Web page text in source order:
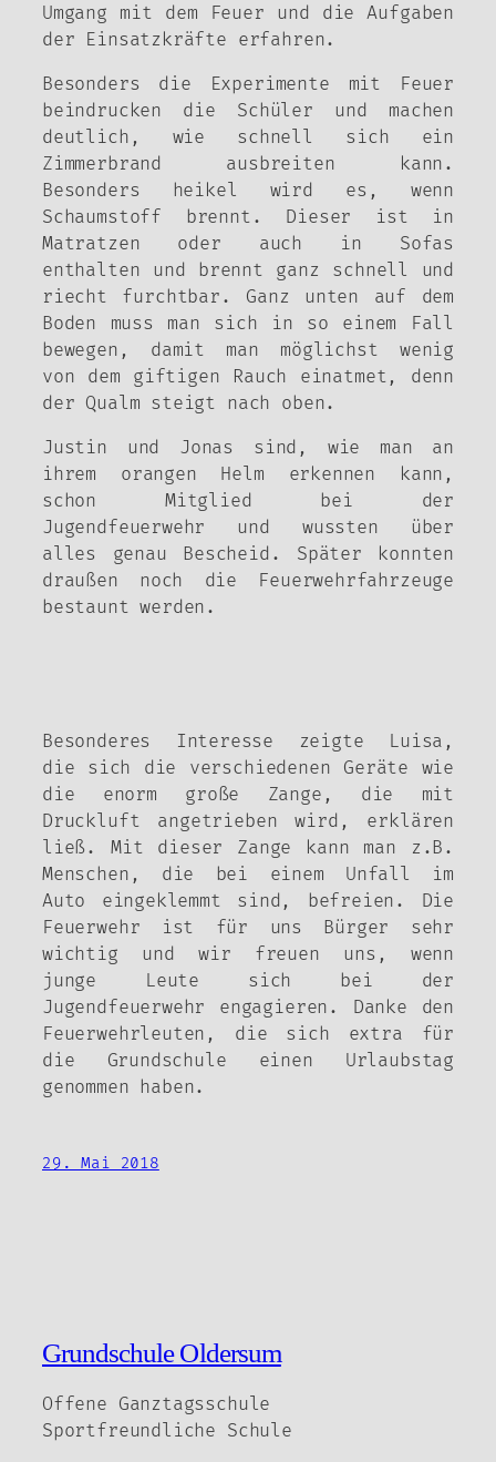
Umgang mit dem Feuer und die Aufgaben
der Einsatzkräfte erfahren.
Besonders die Experimente mit Feuer
beindrucken die Schüler und machen
deutlich, wie schnell sich ein
Zimmerbrand ausbreiten kann.
Besonders heikel wird es, wenn
Schaumstoff brennt. Dieser ist in
Matratzen oder auch in Sofas
enthalten und brennt ganz schnell und
riecht furchtbar. Ganz unten auf dem
Boden muss man sich in so einem Fall
bewegen, damit man möglichst wenig
von dem giftigen Rauch einatmet, denn
der Qualm steigt nach oben.
Justin und Jonas sind, wie man an
ihrem orangen Helm erkennen kann,
schon Mitglied bei der
Jugendfeuerwehr und wussten über
alles genau Bescheid. Später konnten
draußen noch die Feuerwehrfahrzeuge
bestaunt werden.
Besonderes Interesse zeigte Luisa,
die sich die verschiedenen Geräte wie
die enorm große Zange, die mit
Druckluft angetrieben wird, erklären
ließ. Mit dieser Zange kann man z.B.
Menschen, die bei einem Unfall im
Auto eingeklemmt sind, befreien. Die
Feuerwehr ist für uns Bürger sehr
wichtig und wir freuen uns, wenn
junge Leute sich bei der
Jugendfeuerwehr engagieren. Danke den
Feuerwehrleuten, die sich extra für
die Grundschule einen Urlaubstag
genommen haben.
29. Mai 2018
Grundschule Oldersum
Offene Ganztagsschule
Sportfreundliche Schule